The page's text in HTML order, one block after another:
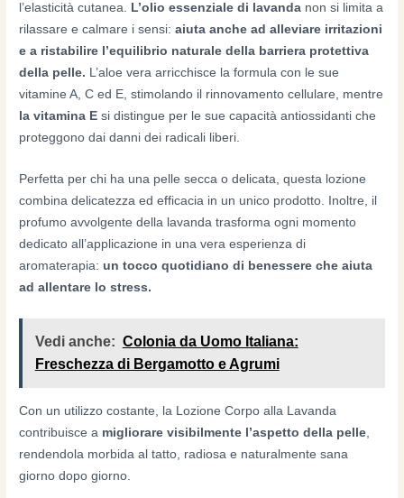
l’elasticità cutanea. L’olio essenziale di lavanda non si limita a
rilassare e calmare i sensi:aiuta anche ad alleviare irritazioni
e a ristabilire l’equilibrio naturale della barriera protettiva
della pelle. L’aloe vera arricchisce la formula con le sue
vitamine A, C ed E, stimolando il rinnovamento cellulare, mentre
la vitamina E si distingue per le sue capacità antiossidanti che
proteggono dai danni dei radicali liberi.
Perfetta per chi ha una pelle secca o delicata, questa lozione
combina delicatezza ed efficacia in un unico prodotto. Inoltre, il
profumo avvolgente della lavanda trasforma ogni momento
dedicato all’applicazione in una vera esperienza di
aromaterapia: un tocco quotidiano di benessere che aiuta
ad allentare lo stress.
Vedi anche: Colonia da Uomo Italiana:
Freschezza di Bergamotto e Agrumi
Con un utilizzo costante, la Lozione Corpo alla Lavanda
contribuisce a migliorare visibilmente l’aspetto della pelle,
rendendola morbida al tatto, radiosa e naturalmente sana
giorno dopo giorno.